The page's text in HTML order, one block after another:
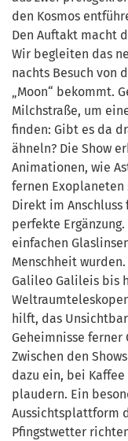
den Kosmos
Den Auftakt macht
Wir begleiten das
nachts Besuch von
„Moon“ bekommt.
Milchstraße, um
finden: Gibt es da
ähneln? Die Show
Animationen, wie
fernen Exoplaneten
Direkt im
perfekte
einfachen
Menschheit
Galileo Galileis bis
hilft, das
Geheimnisse ferner
Zwischen den
dazu ein, bei Kaffee
plaudern. Ein
Aussichtsplattform
Pfingstwetter